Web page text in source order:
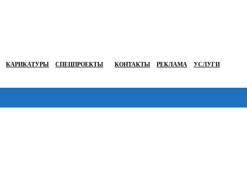
КАРИКАТУРЫ СПЕЦПРОЕКТЫ КОНТАКТЫ РЕКЛАМА УСЛУГИ